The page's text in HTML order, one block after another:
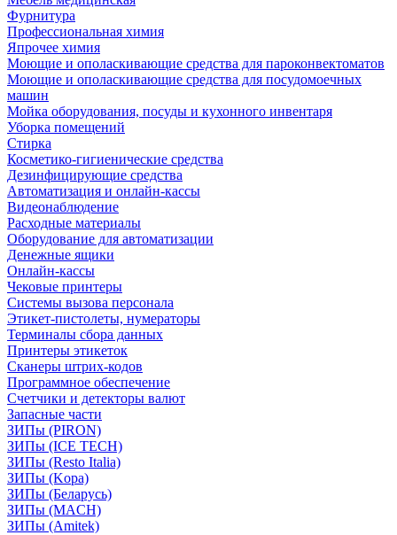
Фурнитура
Профессиональная химия
Япрочее химия
Моющие и ополаскивающие средства для пароконвектоматов
Моющие и ополаскивающие средства для посудомоечных
машин
Мойка оборудования, посуды и кухонного инвентаря
Уборка помещений
Стирка
Косметико-гигиенические средства
Дезинфицирующие средства
Автоматизация и онлайн-кассы
Видеонаблюдение
Расходные материалы
Оборудование для автоматизации
Денежные ящики
Онлайн-кассы
Чековые принтеры
Системы вызова персонала
Этикет-пистолеты, нумераторы
Терминалы сбора данных
Принтеры этикеток
Сканеры штрих-кодов
Программное обеспечение
Счетчики и детекторы валют
Запасные части
ЗИПы (PIRON)
ЗИПы (ICE TECH)
ЗИПы (Resto Italia)
ЗИПы (Kopa)
ЗИПы (Беларусь)
ЗИПы (MACH)
ЗИПы (Amitek)